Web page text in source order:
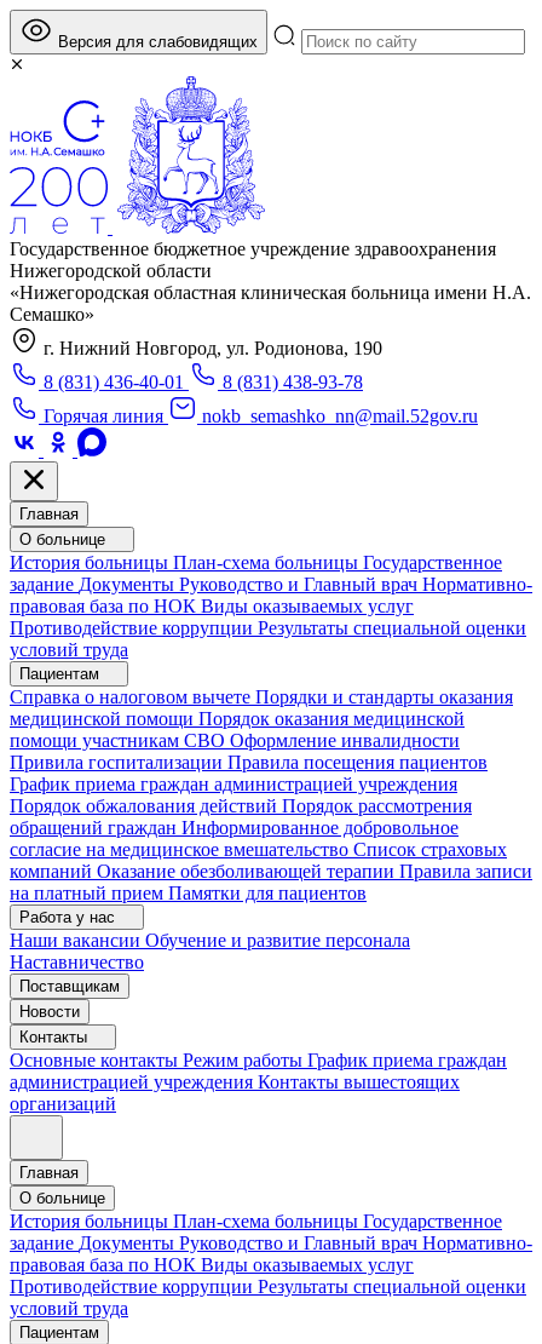
Версия для слабовидящих
Государственное бюджетное учреждение здравоохранения
Нижегородской области
«Нижегородская областная клиническая больница имени Н.А.
Семашко»
г. Нижний Новгород, ул. Родионова, 190
8 (831) 436-40-01
8 (831) 438-93-78
Горячая линия
nokb_semashko_nn@mail.52gov.ru
Главная
О больнице
История больницы План-схема больницы Государственное
задание Документы Руководство и Главный врач Нормативно-
правовая база по НОК Виды оказываемых услуг
Противодействие коррупции Результаты специальной оценки
условий труда
Пациентам
Справка о налоговом вычете Порядки и стандарты оказания
медицинской помощи Порядок оказания медицинской
помощи участникам СВО Оформление инвалидности
Привила госпитализации Правила посещения пациентов
График приема граждан администрацией учреждения
Порядок обжалования действий Порядок рассмотрения
обращений граждан Информированное добровольное
согласие на медицинское вмешательство Список страховых
компаний Оказание обезболивающей терапии Правила записи
на платный прием Памятки для пациентов
Работа у нас
Наши вакансии Обучение и развитие персонала
Наставничество
Поставщикам
Новости
Контакты
Основные контакты Режим работы График приема граждан
администрацией учреждения Контакты вышестоящих
организаций
Главная
О больнице
История больницы План-схема больницы Государственное
задание Документы Руководство и Главный врач Нормативно-
правовая база по НОК Виды оказываемых услуг
Противодействие коррупции Результаты специальной оценки
условий труда
Пациентам